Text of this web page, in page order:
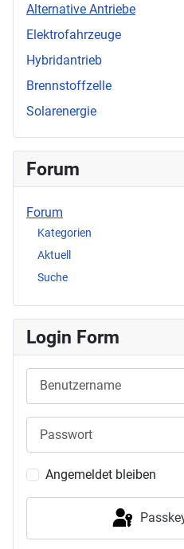
Alternative Antriebe
Elektrofahrzeuge
Hybridantrieb
Brennstoffzelle
Solarenergie
Forum
Forum
Kategorien
Aktuell
Suche
Login Form
Benutzername
Angemeldet bleiben